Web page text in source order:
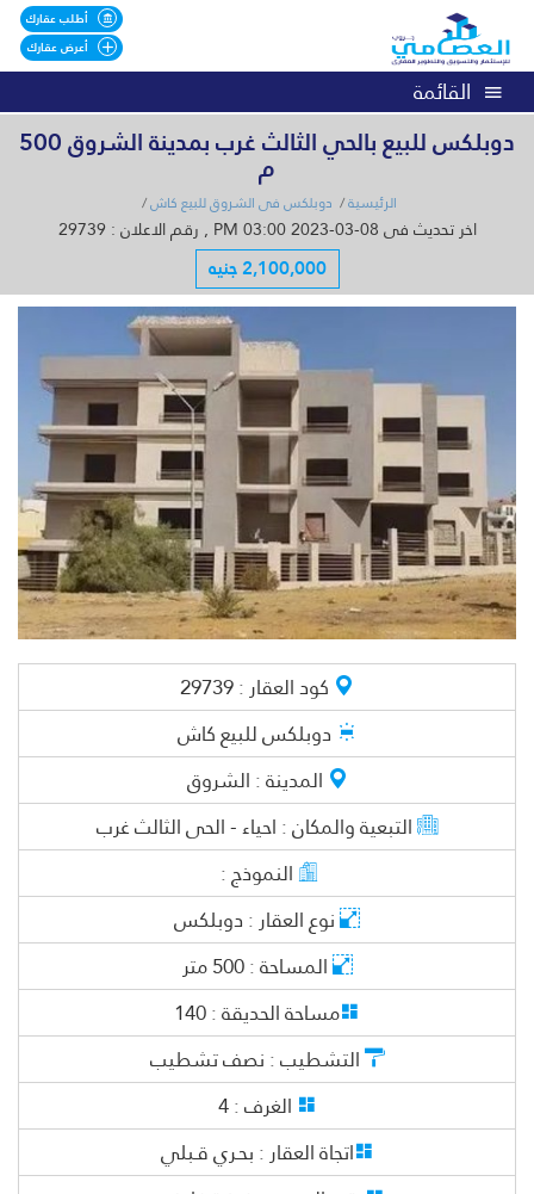
أطلب عقارك
أعرض عقارك
القائمة
دوبلكس للبيع بالحي الثالث غرب بمدينة الشروق 500
م
الرئيسية دوبلكس فى الشروق للبيع كاش
اخر تحديث فى 08-03-2023 03:00 PM , رقم الاعلان : 29739
2,100,000 جنيه
كود العقار :29739
دوبلكسللبيع كاش
المدينة :الشروق
التبعية والمكان :احياء - الحى الثالث غرب
النموذج :
نوع العقار :دوبلكس
المساحة :500متر
مساحة الحديقة :
التشطيب :نصف تشطيب
الغرف :4
اتجاة العقار :بحـري قـبلي